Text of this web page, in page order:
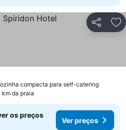
Partilhar
compacta para self-catering
km da praia
os preços
Ver preços